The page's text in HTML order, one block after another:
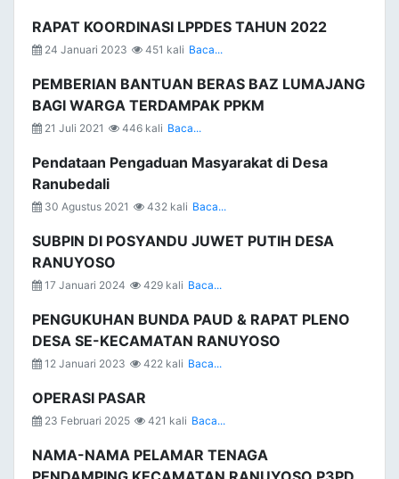
RAPAT KOORDINASI LPPDES TAHUN 2022
24 Januari 2023 451 kali Baca...
PEMBERIAN BANTUAN BERAS BAZ LUMAJANG
BAGI WARGA TERDAMPAK PPKM
21 Juli 2021 446 kali Baca...
Pendataan Pengaduan Masyarakat di Desa
Ranubedali
30 Agustus 2021 432 kali Baca...
SUBPIN DI POSYANDU JUWET PUTIH DESA
RANUYOSO
17 Januari 2024 429 kali Baca...
PENGUKUHAN BUNDA PAUD & RAPAT PLENO
DESA SE-KECAMATAN RANUYOSO
12 Januari 2023 422 kali Baca...
OPERASI PASAR
23 Februari 2025 421 kali Baca...
NAMA-NAMA PELAMAR TENAGA